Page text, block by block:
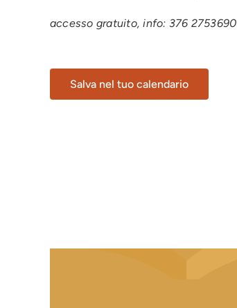
accesso gratuito, info: 376 2753690
Salva nel tuo calendario